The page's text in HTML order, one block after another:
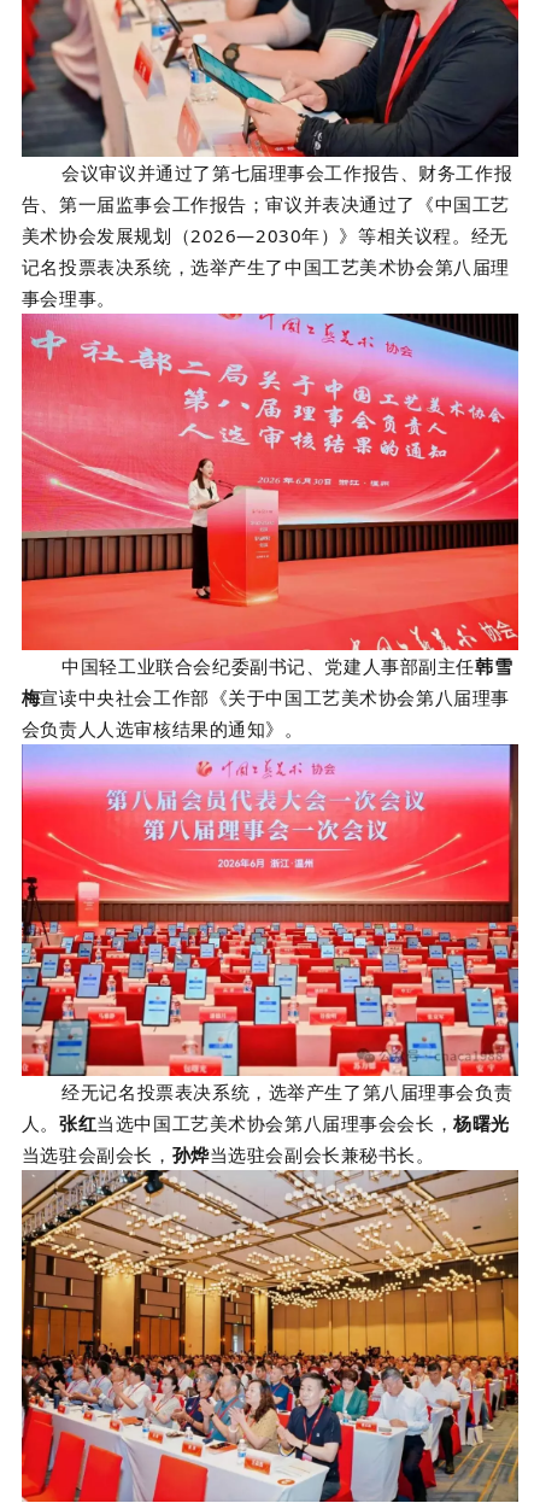
会议审议并通过了第七届理事会工作报告、财务工作报
告、第一届监事会工作报告；审议并表决通过了《中国工艺
美术协会发展规划（2026—2030年）》等相关议程。 经无
记名投票表决系统 ，选举产生了中国工艺美术协会第八届理
事会理事。
中国轻工业联合会纪委副书记、党建人事部副主任韩雪
梅宣读中央社会工作部《关于中国工艺美术协会第八届理事
会负责人人选审核结果的通知》。
经无记名投票表决系统 ， 选举产生了第八届理事会负责
人 。张红当选中国工艺美术协会第八届理事会会长，杨曙光
当选驻会副会长， 孙烨当选驻会副会长兼秘书长。